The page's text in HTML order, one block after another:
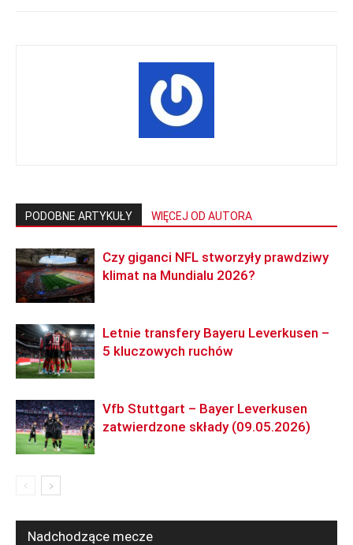
PODOBNE ARTYKUŁY WIĘCEJ OD AUTORA
Czy giganci NFL stworzyły prawdziwy
klimat na Mundialu 2026?
Letnie transfery Bayeru Leverkusen –
5 kluczowych ruchów
Vfb Stuttgart – Bayer Leverkusen
zatwierdzone składy (09.05.2026)
Nadchodzące mecze